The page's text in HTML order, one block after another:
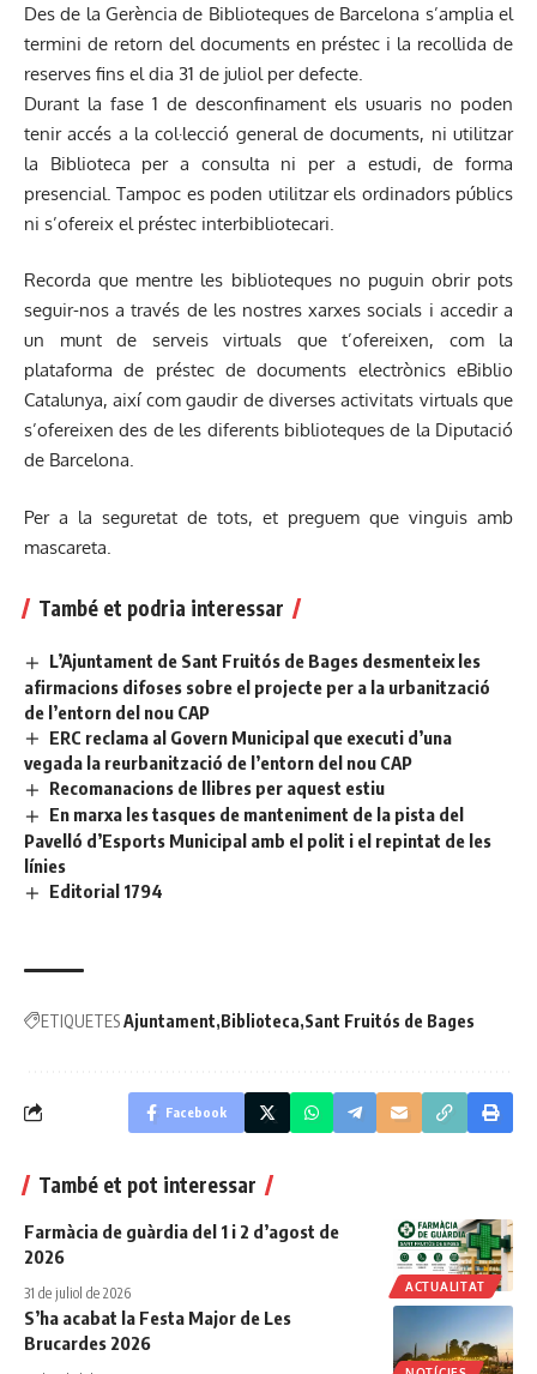
Des de la Gerència de Biblioteques de Barcelona s’amplia el
termini de retorn del documents en préstec i la recollida de
reserves fins el dia 31 de juliol per defecte.
Durant la fase 1 de desconfinament els usuaris no poden
tenir accés a la col·lecció general de documents, ni utilitzar
la Biblioteca per a consulta ni per a estudi, de forma
presencial. Tampoc es poden utilitzar els ordinadors públics
ni s’ofereix el préstec interbibliotecari.
Recorda que mentre les biblioteques no puguin obrir pots
seguir-nos a través de les nostres xarxes socials i accedir a
un munt de serveis virtuals que t’ofereixen, com la
plataforma de préstec de documents electrònics eBiblio
Catalunya, així com gaudir de diverses activitats virtuals que
s’ofereixen des de les diferents biblioteques de la Diputació
de Barcelona.
Per a la seguretat de tots, et preguem que vinguis amb
mascareta.
També et podria interessar
L’Ajuntament de Sant Fruitós de Bages desmenteix les
afirmacions difoses sobre el projecte per a la urbanització
de l’entorn del nou CAP
ERC reclama al Govern Municipal que executi d’una
vegada la reurbanització de l’entorn del nou CAP
Recomanacions de llibres per aquest estiu
En marxa les tasques de manteniment de la pista del
Pavelló d’Esports Municipal amb el polit i el repintat de les
línies
Editorial 1794
ETIQUETESAjuntament Biblioteca Sant Fruitós de Bages
Facebook
També et pot interessar
ACTUALITAT
Farmàcia de guàrdia del 1 i 2 d’agost de
2026
31 de juliol de 2026
S’ha acabat la Festa Major de Les
Brucardes 2026